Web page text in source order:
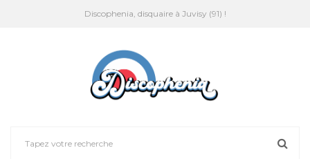
Discophenia, disquaire à Juvisy (91) !